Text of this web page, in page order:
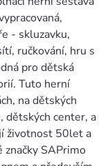
- skluzavku,
ručkování, hru s
pro dětská
Tuto herní
na dětských
dětských center, a
životnost 50let a
značky SAPrimo